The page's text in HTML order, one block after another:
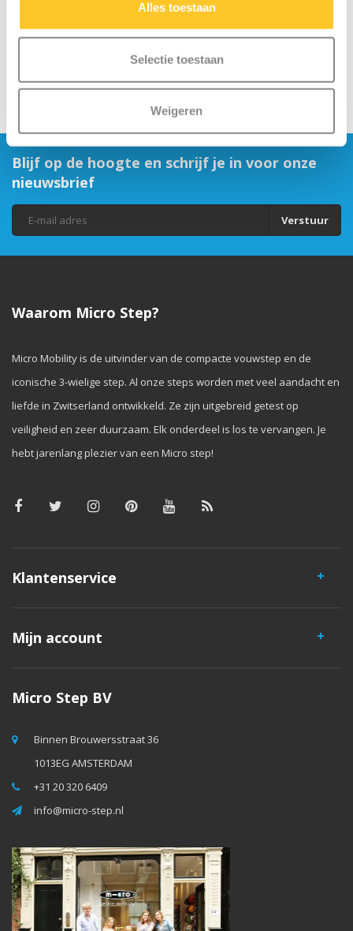
Alles toestaan
Selectie toestaan
Weigeren
Blijf op de hoogte en schrijf je in voor onze
nieuwsbrief
Verstuur
Waarom Micro Step?
Micro Mobility is de uitvinder van de compacte vouwstep en de
iconische 3-wielige step. Al onze steps worden met veel aandacht en
liefde in Zwitserland ontwikkeld. Ze zijn uitgebreid getest op
veiligheid en zeer duurzaam. Elk onderdeel is los te vervangen. Je
hebt jarenlang plezier van een Micro step!
Klantenservice
Mijn account
Micro Step BV
Binnen Brouwersstraat 36
1013EG AMSTERDAM
+31 20 320 6409
info@micro-step.nl